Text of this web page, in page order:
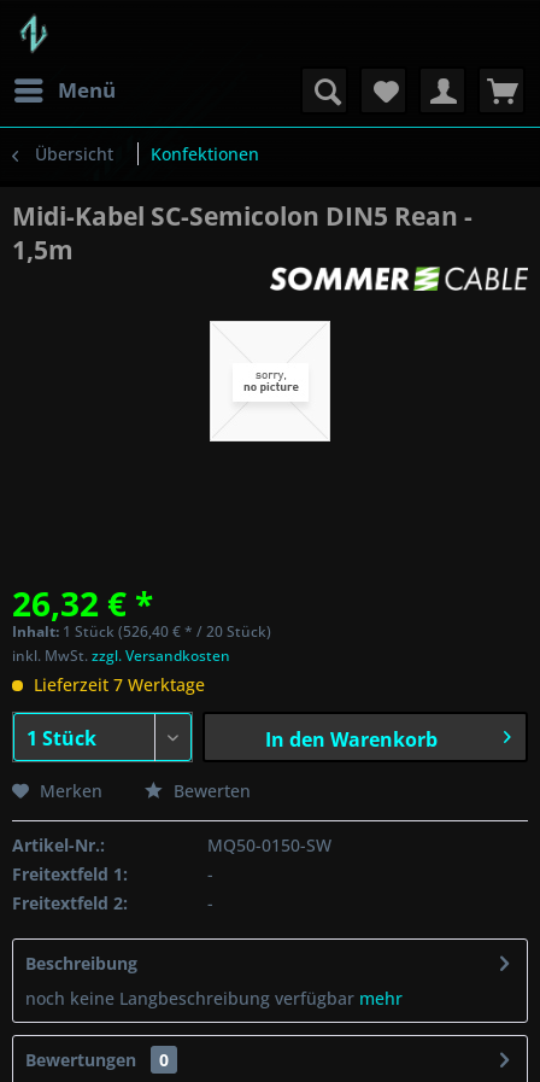
Menü
Übersicht Konfektionen
Midi-Kabel SC-Semicolon DIN5 Rean -
1,5m
26,32 € *
Inhalt: 1 Stück (526,40 € * / 20 Stück)
inkl. MwSt.zzgl. Versandkosten
Lieferzeit 7 Werktage
In den Warenkorb
Merken Bewerten
Artikel-Nr.:
MQ50-0150-SW
Freitextfeld 1:
-
Freitextfeld 2:
-
Beschreibung
noch keine Langbeschreibung verfügbar mehr
Bewertungen
0